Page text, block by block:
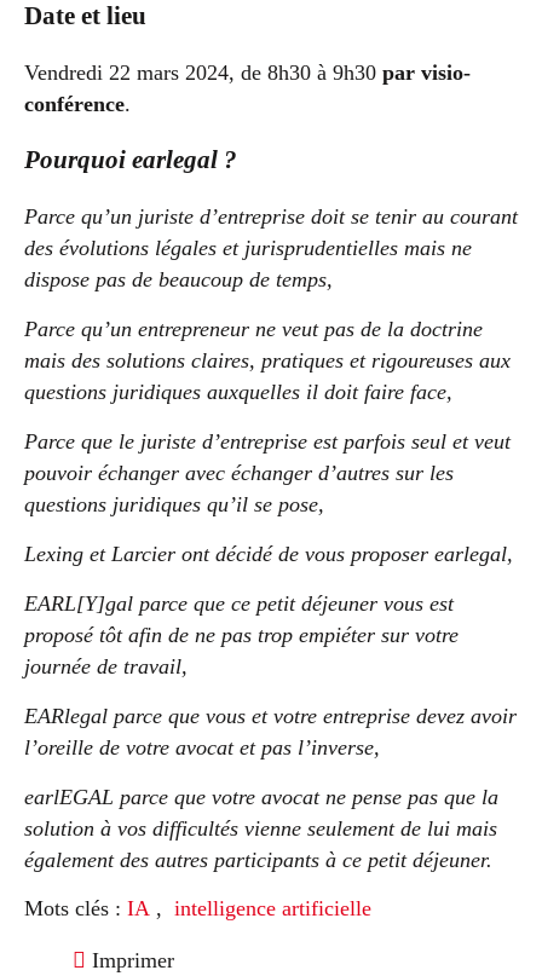
Date et lieu
Vendredi 22 mars 2024, de 8h30 à 9h30 par visio-
conférence.
Pourquoi earlegal ?
Parce qu’un juriste d’entreprise doit se tenir au courant
des évolutions légales et jurisprudentielles mais ne
dispose pas de beaucoup de temps,
Parce qu’un entrepreneur ne veut pas de la doctrine
mais des solutions claires, pratiques et rigoureuses aux
questions juridiques auxquelles il doit faire face,
Parce que le juriste d’entreprise est parfois seul et veut
pouvoir échanger avec échanger d’autres sur les
questions juridiques qu’il se pose,
Lexing et Larcier ont décidé de vous proposer earlegal,
EARL[Y]gal parce que ce petit déjeuner vous est
proposé tôt afin de ne pas trop empiéter sur votre
journée de travail,
EARlegal parce que vous et votre entreprise devez avoir
l’oreille de votre avocat et pas l’inverse,
earlEGAL parce que votre avocat ne pense pas que la
solution à vos difficultés vienne seulement de lui mais
également des autres participants à ce petit déjeuner.
Mots clés : IA , intelligence artificielle
Imprimer